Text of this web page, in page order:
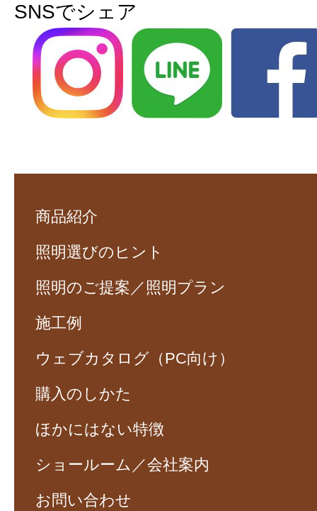
SNSでシェア
商品紹介
照明選びのヒント
照明のご提案／照明プラン
施工例
ウェブカタログ（PC向け）
購入のしかた
ほかにはない特徴
ショールーム／会社案内
お問い合わせ